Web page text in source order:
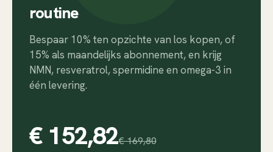
routine
Bespaar 10% ten opzichte van los kopen, of
15% als maandelijks abonnement, en krijg
NMN, resveratrol, spermidine en omega-3 in
één levering.
€ 152,82€ 169,80